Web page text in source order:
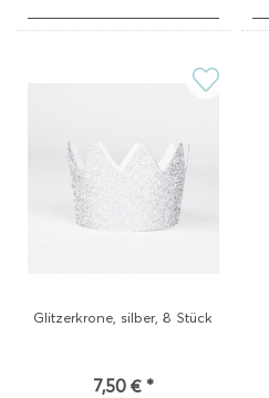
Glitzerkrone, silber, 8 Stück
7,50 € *